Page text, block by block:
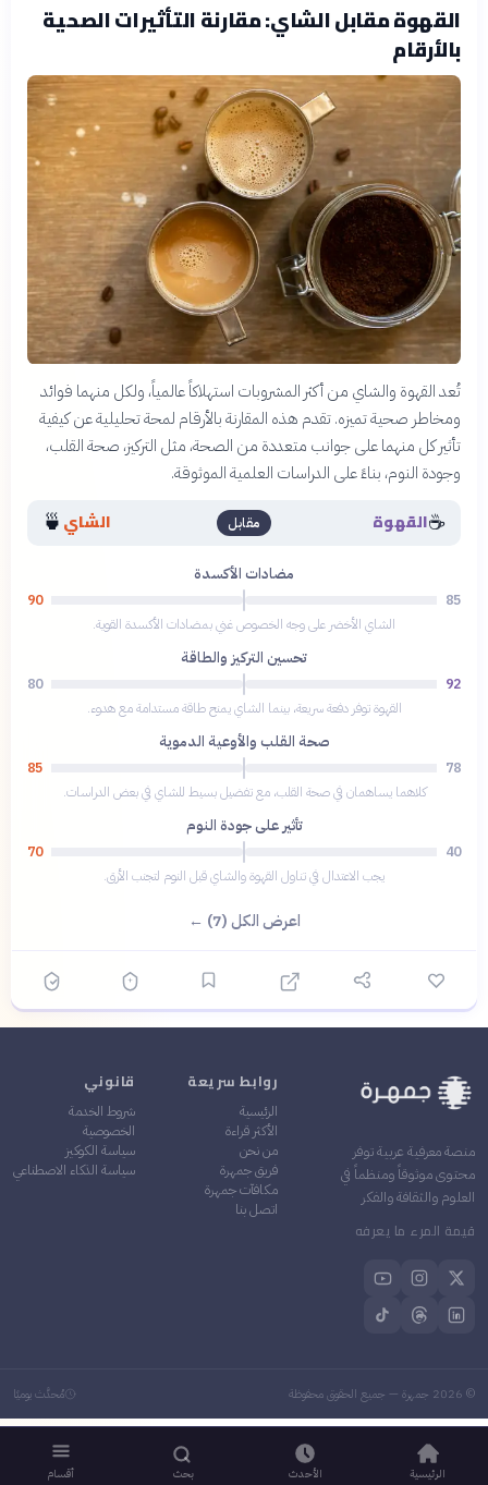
القهوة مقابل الشاي: مقارنة التأثيرات الصحية
بالأرقام
تُعد القهوة والشاي من أكثر المشروبات استهلاكاً عالمياً، ولكل منهما فوائد
ومخاطر صحية تميزه. تقدم هذه المقارنة بالأرقام لمحة تحليلية عن كيفية
تأثير كل منهما على جوانب متعددة من الصحة، مثل التركيز، صحة القلب،
وجودة النوم، بناءً على الدراسات العلمية الموثوقة.
☕القهوة مقابل الشاي🍵
مضادات الأكسدة
85
90
الشاي الأخضر على وجه الخصوص غني بمضادات الأكسدة القوية.
تحسين التركيز والطاقة
92
80
القهوة توفر دفعة سريعة، بينما الشاي يمنح طاقة مستدامة مع هدوء.
صحة القلب والأوعية الدموية
78
85
كلاهما يساهمان في صحة القلب، مع تفضيل بسيط للشاي في بعض الدراسات.
تأثير على جودة النوم
40
70
يجب الاعتدال في تناول القهوة والشاي قبل النوم لتجنب الأرق.
اعرض الكل (7) ←
منصة معرفية عربية توفر
محتوى موثوقاً ومنظماً في
العلوم والثقافة والفكر
قيمة المرء ما يعرفه
روابط سريعة
الرئيسية
الأكثر قراءة
من نحن
فريق جمهرة
مكافآت جمهرة
اتصل بنا
قانوني
شروط الخدمة
الخصوصية
سياسة الكوكيز
سياسة الذكاء الاصطناعي
©
2026 جمهرة — جميع الحقوق محفوظة مُحدَّث يوميًا
الرئيسية الأحدث بحث أقسام